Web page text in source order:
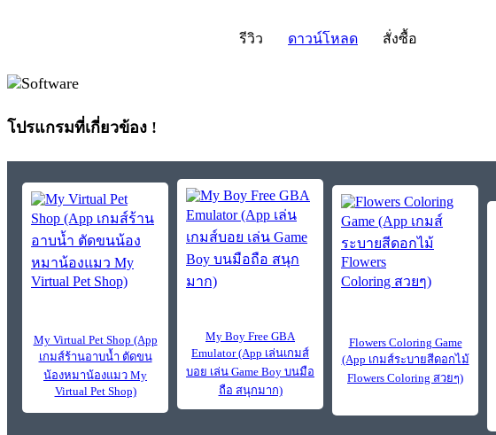
รีวิว ดาวน์โหลด สั่งซื้อ
โปรแกรมที่เกี่ยวข้อง !
My Virtual Pet Shop (App
เกมส์ร้านอาบน้ำ ตัดขน
น้องหมาน้องแมว My
Virtual Pet Shop)
My Boy Free GBA
Emulator (App เล่นเกมส์
บอย เล่น Game Boy บนมือ
ถือ สนุกมาก)
Flowers Coloring Game
(App เกมส์ระบายสีดอกไม้
Flowers Coloring สวยๆ)